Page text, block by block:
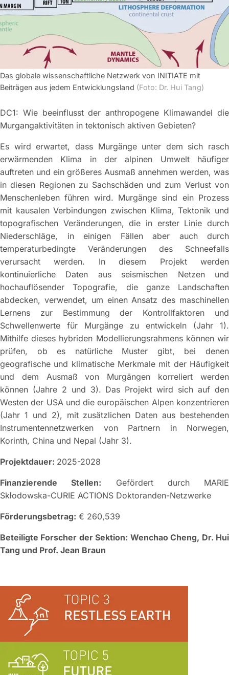
Das globale wissenschaftliche Netzwerk von INITIATE mit
Beiträgen aus jedem Entwicklungsland (Foto: Dr. Hui Tang)
DC1: Wie beeinflusst der anthropogene Klimawandel die
Murgangaktivitäten in tektonisch aktiven Gebieten?
Es wird erwartet, dass Murgänge unter dem sich rasch
erwärmenden Klima in der alpinen Umwelt häufiger
auftreten und ein größeres Ausmaß annehmen werden, was
in diesen Regionen zu Sachschäden und zum Verlust von
Menschenleben führen wird. Murgänge sind ein Prozess
mit kausalen Verbindungen zwischen Klima, Tektonik und
topografischen Veränderungen, die in erster Linie durch
Niederschläge, in einigen Fällen aber auch durch
temperaturbedingte Veränderungen des Schneefalls
verursacht werden. In diesem Projekt werden
kontinuierliche Daten aus seismischen Netzen und
hochauflösender Topografie, die ganze Landschaften
abdecken, verwendet, um einen Ansatz des maschinellen
Lernens zur Bestimmung der Kontrollfaktoren und
Schwellenwerte für Murgänge zu entwickeln (Jahr 1).
Mithilfe dieses hybriden Modellierungsrahmens können wir
prüfen, ob es natürliche Muster gibt, bei denen
geografische und klimatische Merkmale mit der Häufigkeit
und dem Ausmaß von Murgängen korreliert werden
können (Jahre 2 und 3). Das Projekt wird sich auf den
Westen der USA und die europäischen Alpen konzentrieren
(Jahr 1 und 2), mit zusätzlichen Daten aus bestehenden
Instrumentennetzwerken von Partnern in Norwegen,
Korinth, China und Nepal (Jahr 3).
Projektdauer: 2025-2028
Finanzierende Stellen: Gefördert durch MARIE
Skłodowska-CURIE ACTIONS Doktoranden-Netzwerke
Förderungsbetrag: € 260,539
Beteiligte Forscher der Sektion: Wenchao Cheng, Dr. Hui
Tang und Prof. Jean Braun